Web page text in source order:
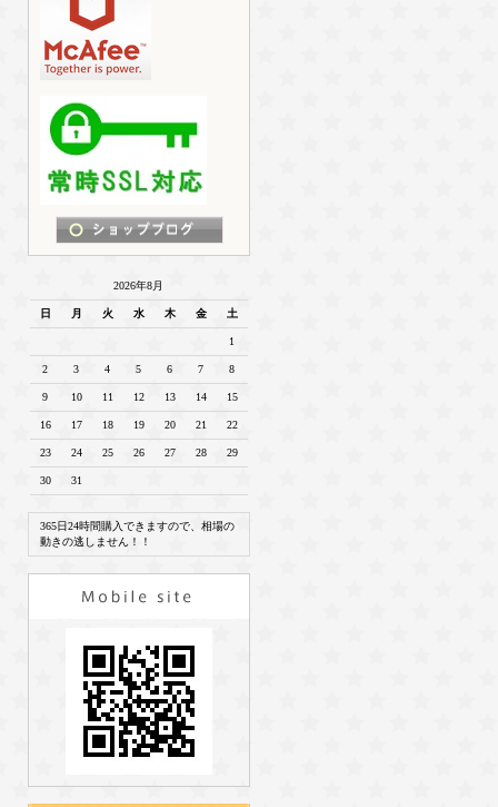
2026年8月
日 月 火 水 木 金 土
1
2 3 4 5 6 7 8
9 10 11 12 13 14 15
16 17 18 19 20 21 22
23 24 25 26 27 28 29
30 31
365日24時間購入できますので、相場の
動きの逃しません！！